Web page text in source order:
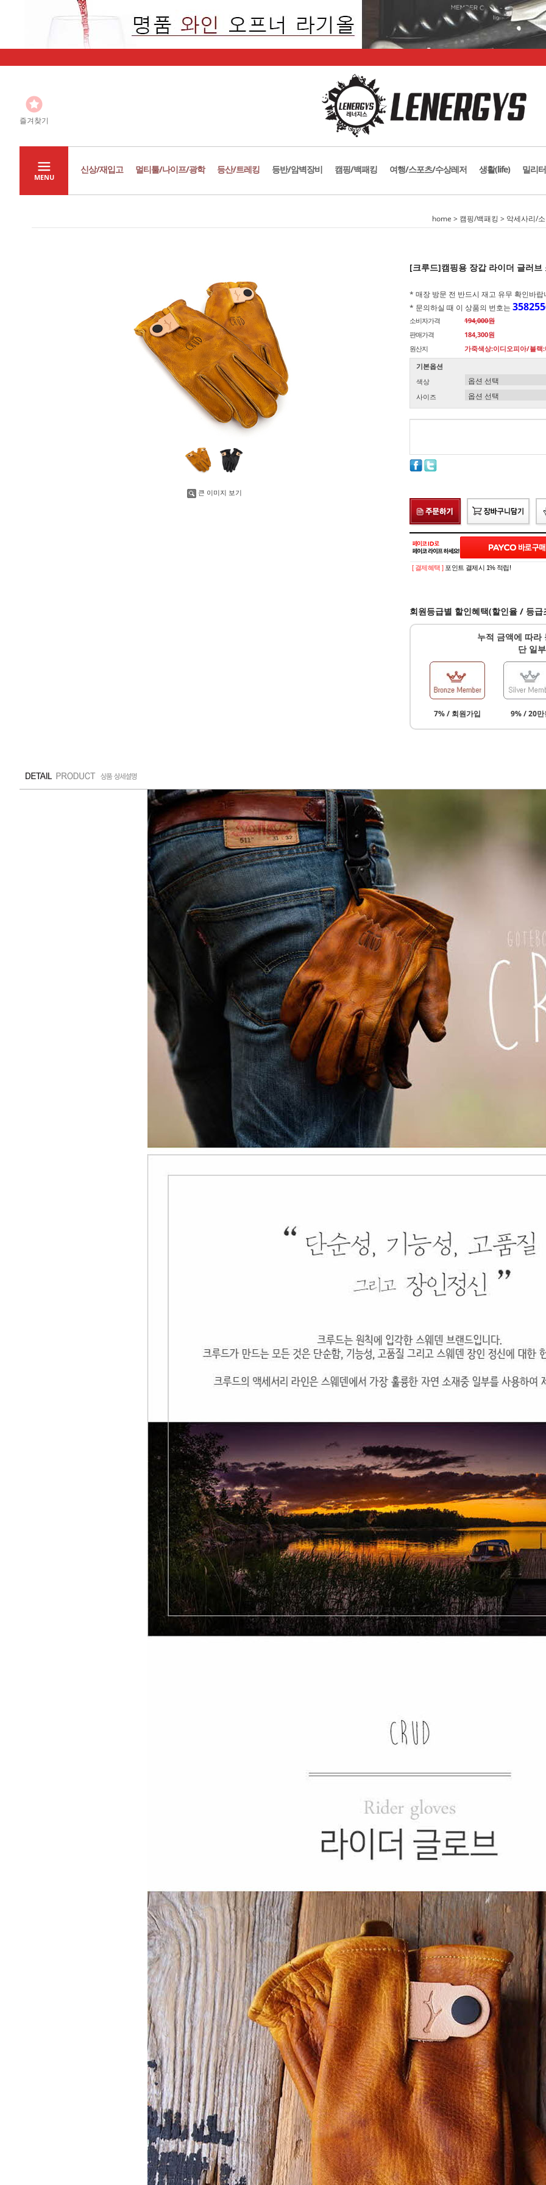
즐겨찾기
MENU
신상/재입고 멀티툴/나이프/광학 등산/트레킹 등반/암벽장비 캠핑/백패킹 여행/스포츠/수상레저 생활(life) 밀리
home > 캠핑/백패킹 > 악세사리/
큰 이미지 보기
[크루드]캠핑용 장갑 라이더 글러
* 매장 방문 전 반드시 재고 유무 확인바
* 문의하실 때 이 상품의 번호는
소비자가격
194,000원
판매가격
184,300원
원산지
가죽색상:이디오피아/블랙
기본옵션
색상
사이즈
코 라이프 하세요!
[ 결제혜택 ] 포인트 결제시 1% 적립!
회원등급별 할인혜택(할인율 / 등급
누적 금액에 따라
단 일
7% / 회원가입 9% / 20만